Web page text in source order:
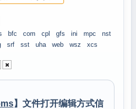
bfc com cpl gfs ini mpc
nst
srf sst uha web wsz xcs
】文件打开编辑方式信